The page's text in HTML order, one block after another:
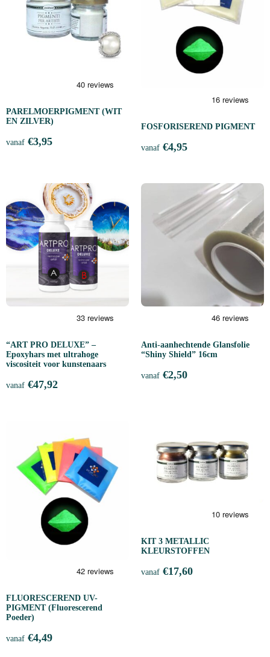
PARELMOERPIGMENT (WIT
EN ZILVER)
vanaf €3,95
FOSFORISEREND PIGMENT
vanaf €4,95
“ART PRO DELUXE” –
Epoxyhars met ultrahoge
viscositeit voor kunstenaars
vanaf €47,92
Anti-aanhechtende Glansfolie
“Shiny Shield” 16cm
vanaf €2,50
FLUORESCEREND UV-
PIGMENT (Fluorescerend
Poeder)
vanaf €4,49
KIT 3 METALLIC
KLEURSTOFFEN
vanaf €17,60